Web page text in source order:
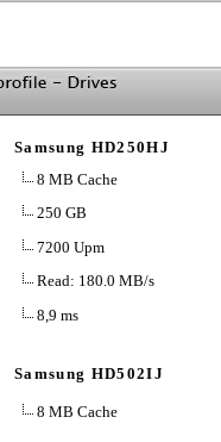
Samsung HD250HJ
8 MB Cache
250 GB
7200 Upm
Read: 180.0 MB/s
8,9 ms
Samsung HD502IJ
8 MB Cache